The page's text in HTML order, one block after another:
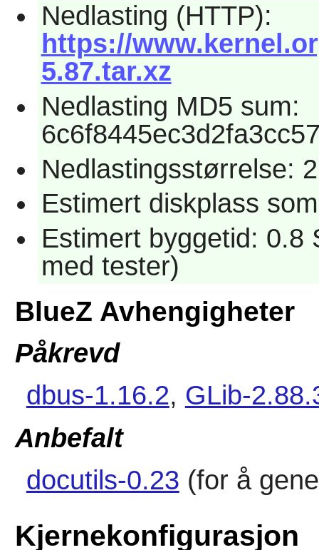
Nedlasting (HTTP):
https://
5.87.tar.xz
Nedlasting MD5 sum:
Nedlastingsstørrelse:
Estimert diskplass
Estimert byggetid: 0.8
med tester)
BlueZ Avhengigheter
Påkrevd
dbus-1.16.2, GLib-
Anbefalt
docutils-0.23 (for å
Kjernekonfigurasjon